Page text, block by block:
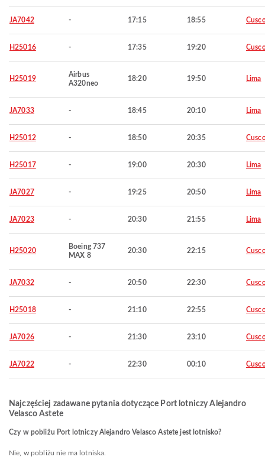
JA7042 - 17:15 18:55
H25016 - 17:35 19:20
H25019
Airbus
A320neo
18:20 19:50 Lima
JA7033 - 18:45 20:10 Lima
H25012 - 18:50 20:35
H25017 - 19:00 20:30 Lima
JA7027 - 19:25 20:50 Lima
JA7023 - 20:30 21:55 Lima
H25020
Boeing 737
MAX 8
20:30 22:15
JA7032 - 20:50 22:30
H25018 - 21:10 22:55
JA7026 - 21:30 23:10
JA7022 - 22:30 00:10
Najczęściej zadawane pytania dotyczące Port lotniczy Alejandro
Velasco Astete
Czy w pobliżu Port lotniczy Alejandro Velasco Astete jest lotnisko?
Nie, w pobliżu nie ma lotniska.